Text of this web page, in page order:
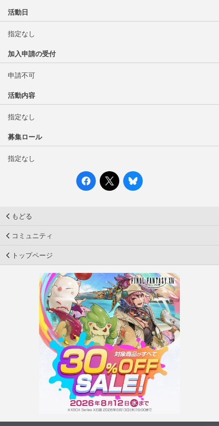
活動日
指定なし
加入申請の受付
申請不可
活動内容
指定なし
募集ロール
指定なし
もどる
コミュニティ
トップページ